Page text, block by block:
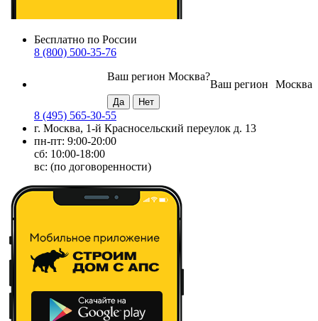
Бесплатно по России
8 (800) 500-35-76
Москва
Ваш регион
Ваш регион Москва?
8 (495) 565-30-55
г. Москва, 1-й Красносельский переулок д. 13
пн-пт: 9:00-20:00
сб: 10:00-18:00
вс: (по договоренности)